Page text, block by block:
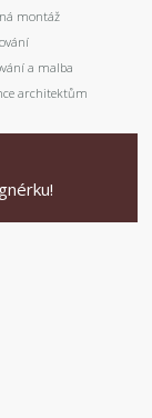
montáž
a malba
architektům